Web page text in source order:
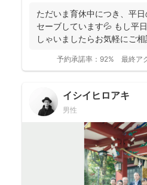
ただいま育休中につき、平
セーブしています💦 もし平
しゃいましたらお気軽にご
予約承諾率： 92% 最終ア
イシイヒロアキ
男性